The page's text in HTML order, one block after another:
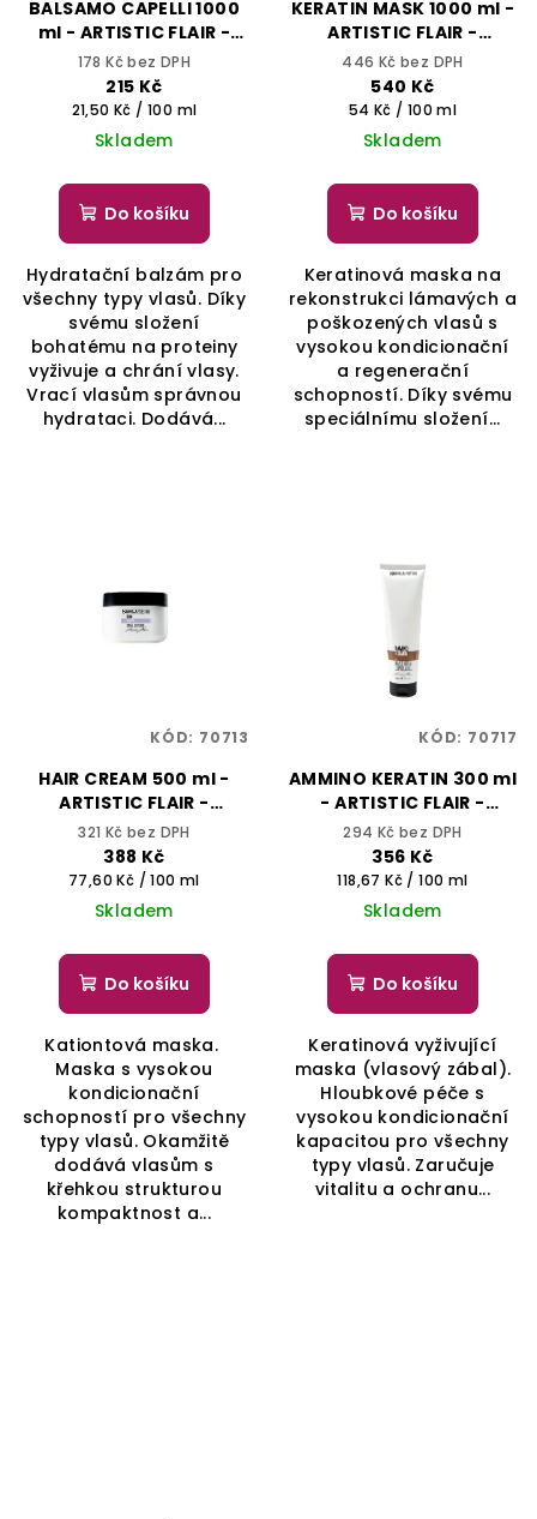
BALSAMO CAPELLI 1000
ml - ARTISTIC FLAIR -
SELECTIVE
PROFESSIONAL
178 Kč bez DPH
215 Kč
Měrná
cena:
21,50 Kč / 100 ml
Skladem
Do košíku
Hydratační balzám pro
všechny typy vlasů. Díky
svému složení
bohatému na proteiny
vyživuje a chrání vlasy.
Vrací vlasům správnou
hydrataci. Dodává...
KERATIN MASK 1000 ml -
ARTISTIC FLAIR -
SELECTIVE
PROFESSIONAL
446 Kč bez DPH
540 Kč
Měrná
cena:
54 Kč / 100 ml
Skladem
Do košíku
Keratinová maska na
rekonstrukci lámavých a
poškozených vlasů s
vysokou kondicionační
a regenerační
schopností. Díky svému
speciálnímu složení...
HAIR CREAM 500 ml -
ARTISTIC FLAIR -
SELECTIVE
PROFESSIONAL
321 Kč bez DPH
388 Kč
Měrná
cena:
77,60 Kč / 100 ml
Skladem
Do košíku
Kationtová maska.
Maska s vysokou
kondicionační
schopností pro všechny
typy vlasů. Okamžitě
dodává vlasům s
křehkou strukturou
kompaktnost a...
KÓD: 70713
AMMINO KERATIN 300 ml
- ARTISTIC FLAIR -
SELECTIVE
PROFESSIONAL
294 Kč bez DPH
356 Kč
Měrná
cena:
118,67 Kč / 100 ml
Skladem
Do košíku
Keratinová vyživující
maska (vlasový zábal).
Hloubkové péče s
vysokou kondicionační
kapacitou pro všechny
typy vlasů. Zaručuje
vitalitu a ochranu...
KÓD: 70717